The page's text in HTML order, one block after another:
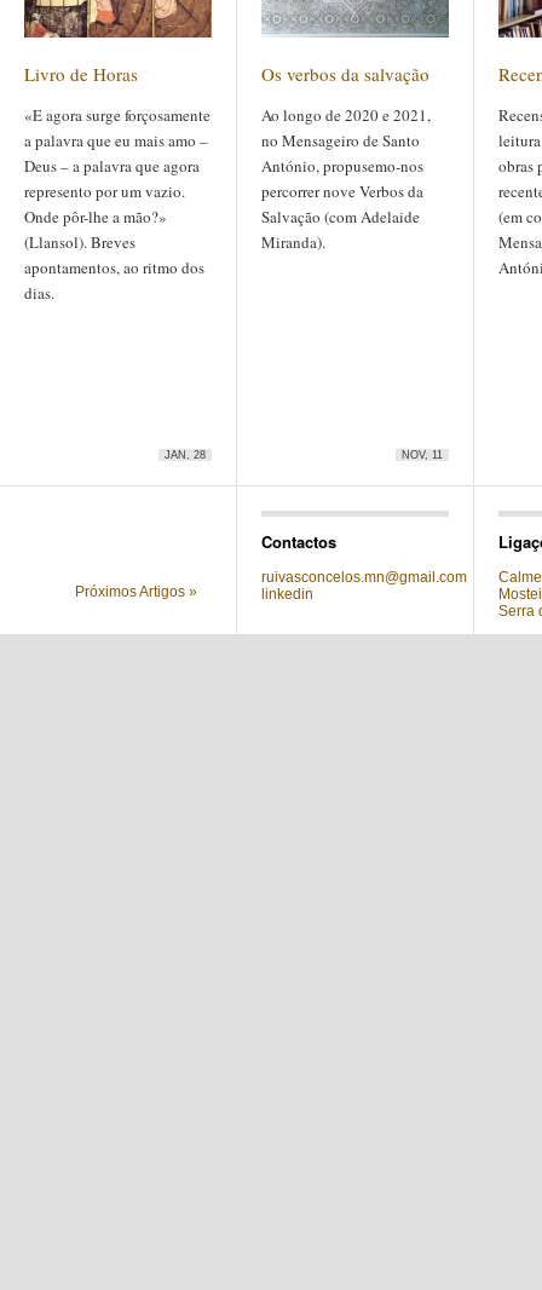
Livro de Horas
«E agora surge forçosamente
a palavra que eu mais amo –
Deus – a palavra que agora
represento por um vazio.
Onde pôr-lhe a mão?»
(Llansol). Breves
apontamentos, ao ritmo dos
dias.
JAN, 28
Os verbos da salvação
Ao longo de 2020 e 2021,
no Mensageiro de Santo
António, propusemo-nos
percorrer nove Verbos da
Salvação (com Adelaide
Miranda).
NOV, 11
leitura
obras
(em
Próximos Artigos »
Contactos
ruivasconcelos.mn@gmail.com
linkedin
Serra